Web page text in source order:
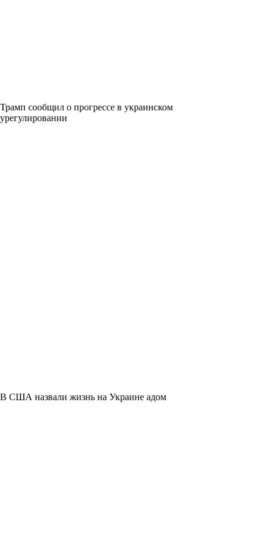
Трамп сообщил о прогрессе в украинском
урегулировании
В США назвали жизнь на Украине адом